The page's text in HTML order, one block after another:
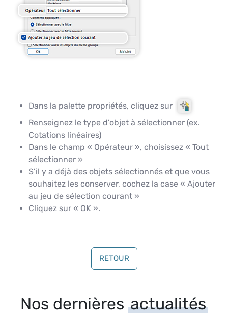
Dans la palette propriétés, cliquez sur
Renseignez le type d’objet à sélectionner (ex.
Cotations linéaires)
Dans le champ « Opérateur », choisissez « Tout
sélectionner »
S’il y a déjà des objets sélectionnés et que vous
souhaitez les conserver, cochez la case « Ajouter
au jeu de sélection courant »
Cliquez sur « OK ».
RETOUR
Nos dernières actualités